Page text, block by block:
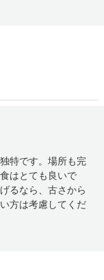
特です。場所も完
はとても良いで
るなら、古さから
方は考慮してくだ